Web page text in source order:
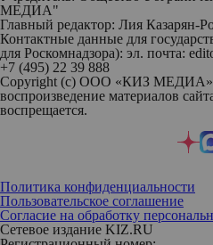
МЕДИА"
Главный редактор: Лия Казарян-
Контактные данные для
для Роскомнадзора): эл. почта:
+7 (495) 22 39 888
Copyright (с) ООО «КИЗ
воспроизведение материалов
воспрещается.
Политика конфиденциальности
Пользовательское соглашение
Согласие на обработку
Сетевое издание KIZ.RU